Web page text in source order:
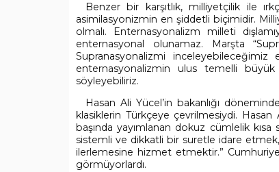
Benzer bir karşıtlık, milliyetçilik ile
asimilasyonizmin en şiddetli biçimidir.
olmalı. Enternasyonalizm milleti
enternasyonal olunamaz. Marşta
Supranasyonalizmi
enternasyonalizmin ulus temelli büyük
söyleyebiliriz.
Hasan Ali Yücel’in bakanlığı
klasiklerin Türkçeye çevrilmesiydi.
başında yayımlanan dokuz cümlelik
sistemli ve dikkatli bir suretle idare
ilerlemesine hizmet etmektir.”
görmüyorlardı.